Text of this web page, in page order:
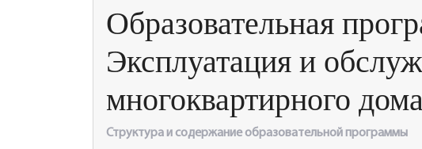
Образовательная
Эксплуатация и
многоквартирного
Структура и содержание образовательной программы